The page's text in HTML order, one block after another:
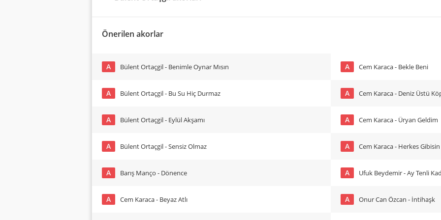
Önerilen akorlar
A Bülent Ortaçgil - Benimle Oynar Mısın
A Bülent Ortaçgil - Bu Su Hiç Durmaz
A Bülent Ortaçgil - Eylül Akşamı
A Bülent Ortaçgil - Sensiz Olmaz
A Barış Manço - Dönence
A Cem Karaca - Beyaz Atlı
A Cem Karaca - Bekle Beni
A Cem Karaca - Deniz Üstü
A Cem Karaca - Üryan Geldim
A Cem Karaca - Herkes Gibisin
A Ufuk Beydemir - Ay Tenli
A Onur Can Özcan - İntihaşk